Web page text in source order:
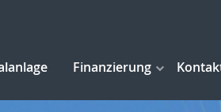
Finanzierung